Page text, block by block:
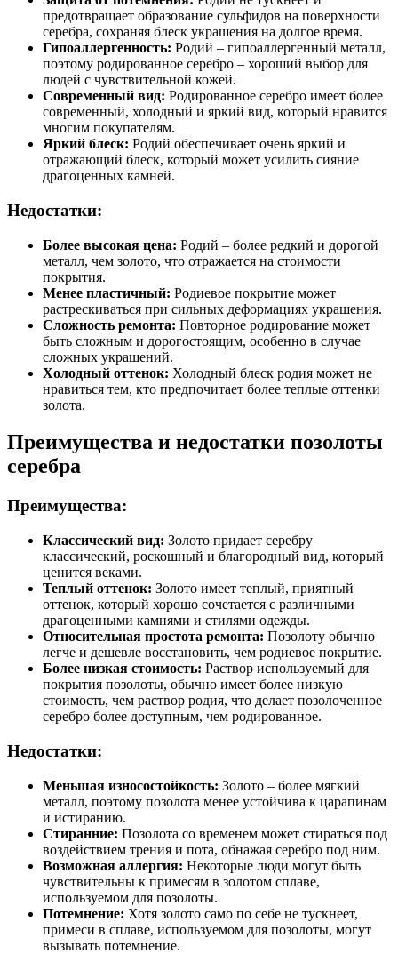
предотвращает образование сульфидов на поверхности
серебра, сохраняя блеск украшения на долгое время.
Гипоаллергенность: Родий – гипоаллергенный металл,
поэтому родированное серебро – хороший выбор для
людей с чувствительной кожей.
Современный вид: Родированное серебро имеет более
современный, холодный и яркий вид, который нравится
многим покупателям.
Яркий блеск: Родий обеспечивает очень яркий и
отражающий блеск, который может усилить сияние
драгоценных камней.
Недостатки:
Более высокая цена: Родий – более редкий и дорогой
металл, чем золото, что отражается на стоимости
покрытия.
Менее пластичный: Родиевое покрытие может
растрескиваться при сильных деформациях украшения.
Сложность ремонта: Повторное родирование может
быть сложным и дорогостоящим, особенно в случае
сложных украшений.
Холодный оттенок: Холодный блеск родия может не
нравиться тем, кто предпочитает более теплые оттенки
золота.
Преимущества и недостатки позолоты
серебра
Преимущества:
Классический вид: Золото придает серебру
классический, роскошный и благородный вид, который
ценится веками.
Теплый оттенок: Золото имеет теплый, приятный
оттенок, который хорошо сочетается с различными
драгоценными камнями и стилями одежды.
Относительная простота ремонта: Позолоту обычно
легче и дешевле восстановить, чем родиевое покрытие.
Более низкая стоимость: Раствор используемый для
покрытия позолоты, обычно имеет более низкую
стоимость, чем раствор родия, что делает позолоченное
серебро более доступным, чем родированное.
Недостатки:
Меньшая износостойкость: Золото – более мягкий
металл, поэтому позолота менее устойчива к царапинам
и истиранию.
Стиранние: Позолота со временем может стираться под
воздействием трения и пота, обнажая серебро под ним.
Возможная аллергия: Некоторые люди могут быть
чувствительны к примесям в золотом сплаве,
используемом для позолоты.
Потемнение: Хотя золото само по себе не тускнеет,
примеси в сплаве, используемом для позолоты, могут
вызывать потемнение.